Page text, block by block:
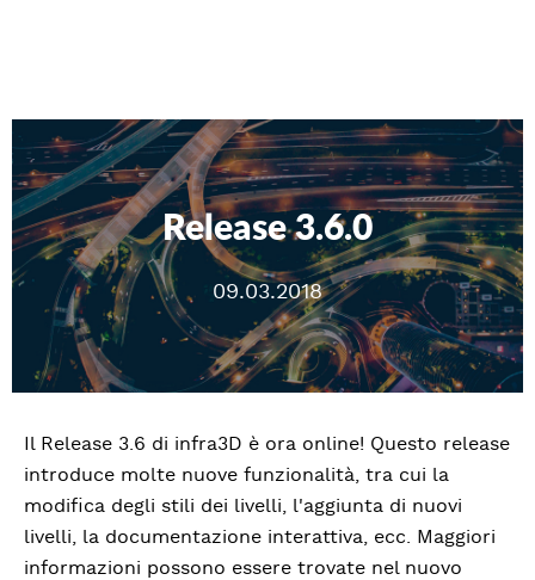
Release 3.6.0
09.03.2018
Il Release 3.6 di infra3D è ora online! Questo release
introduce molte nuove funzionalità, tra cui la
modifica degli stili dei livelli, l'aggiunta di nuovi
livelli, la documentazione interattiva, ecc. Maggiori
informazioni possono essere trovate nel nuovo